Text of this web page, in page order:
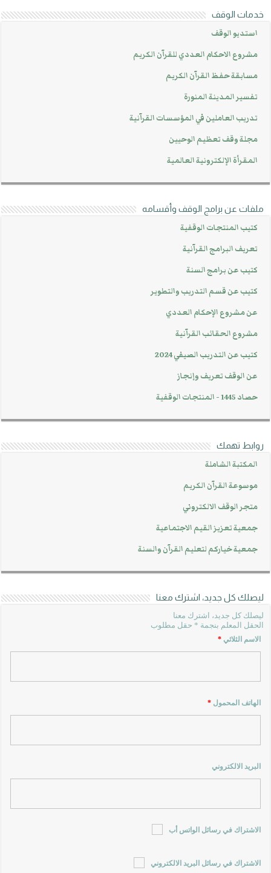
خدمات الوقف
استديو الوقف
مشروع الاحكام العددي للقرآن الكريم
مسابقة حفظ القرآن الكريم
تفسير المدينة المنورة
تدريب العاملين في المؤسسات القرآنية
مجلة وقف تعظيم الوحيين
المقرأة الإلكترونية العالمية
ملفات عن برامج الوقف وأقسامه
كتيب المنتجات الوقفية
تعريف البرامج القرآنية
كتيب عن برامج السنة
كتيب عن قسم التدريب والتطوير
عن مشروع الإحكام العددي
مشروع الحقائب القرآنية
كتيب عن التدريب الصيفي 2024
عن الوقف تعريف وإنجاز
حصاد 1445 - المنتجات الوقفية
روابط تهمك
المكتبة الشاملة
موسوعة القرآن الكريم
متجر الوقف الالكتروني
جمعية تعزيز القيم الاجتماعية
جمعية خياركم لتعليم القرآن والسنة
ليصلك كل جديد، اشترك معنا
ليصلك كل جديد، اشترك معنا
الحقل المعلم بنجمة * حقل مطلوب
الاسم الثلاثي*
الهاتف المحمول*
البريد الالكتروني
الاشتراك في رسائل الواتس أب
الاشتراك في رسائل البريد الالكتروني